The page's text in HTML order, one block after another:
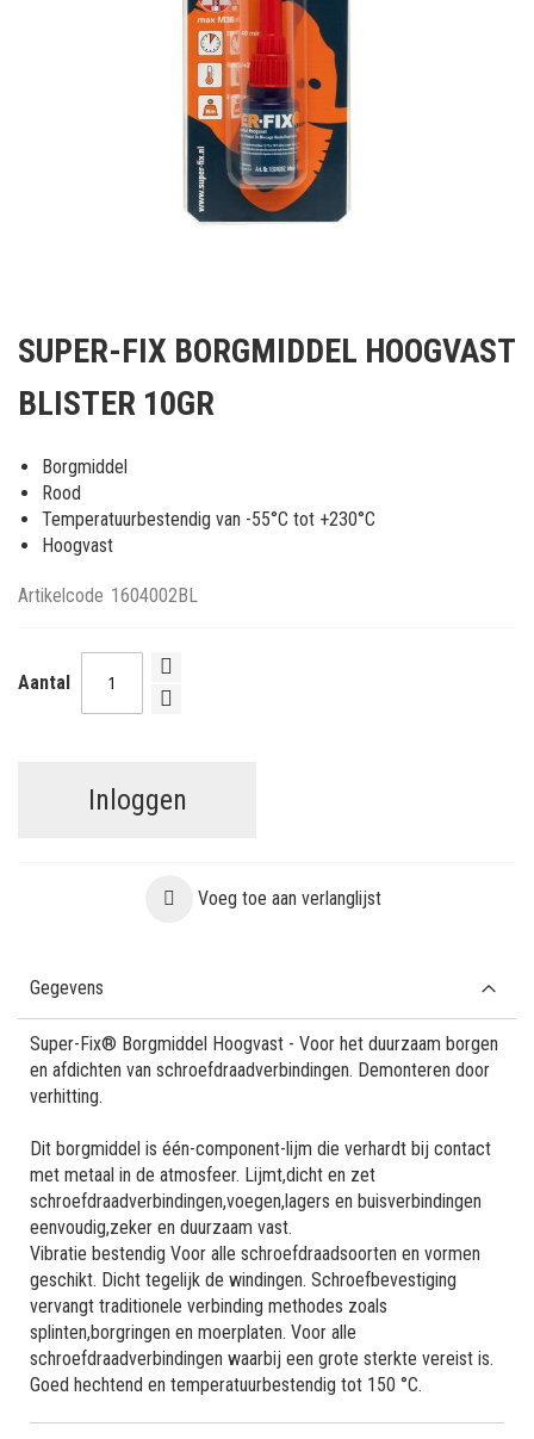
het
van
afbeeldingen-
gallerij
SUPER-FIX BORGMIDDEL HOOGVAST
BLISTER 10GR
Borgmiddel
Rood
Temperatuurbestendig van -55°C tot +230°C
Hoogvast
Artikelcode 1604002BL
Aantal
Inloggen
Voeg toe aan verlanglijst
Gegevens
Super-Fix® Borgmiddel Hoogvast - Voor het duurzaam borgen
en afdichten van schroefdraadverbindingen. Demonteren door
verhitting.
Dit borgmiddel is één-component-lijm die verhardt bij contact
met metaal in de atmosfeer. Lijmt,dicht en zet
schroefdraadverbindingen,voegen,lagers en buisverbindingen
eenvoudig,zeker en duurzaam vast.
Vibratie bestendig Voor alle schroefdraadsoorten en vormen
geschikt. Dicht tegelijk de windingen. Schroefbevestiging
vervangt traditionele verbinding methodes zoals
splinten,borgringen en moerplaten. Voor alle
schroefdraadverbindingen waarbij een grote sterkte vereist is.
Goed hechtend en temperatuurbestendig tot 150 °C.